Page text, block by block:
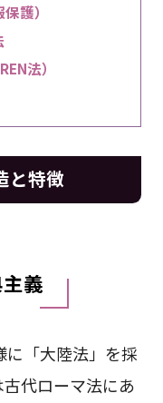
護）
法）
と特徴
義
に「大陸法」を採
代ローマ法にあ